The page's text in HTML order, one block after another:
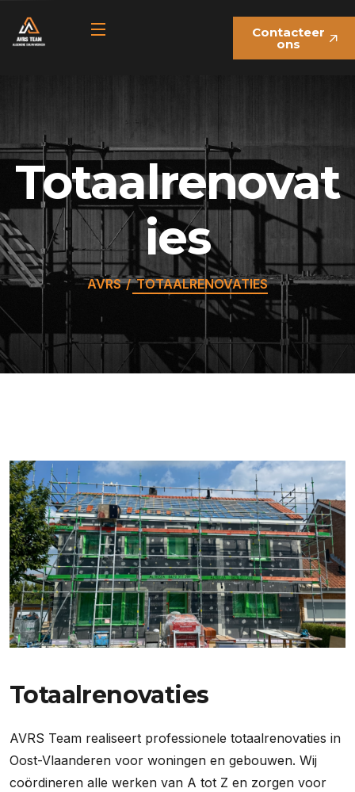
Contacteer
ons
Totaalrenovat
ies
AVRS TOTAALRENOVATIES
Totaalrenovaties
AVRS Team realiseert professionele totaalrenovaties in
Oost-Vlaanderen voor woningen en gebouwen. Wij
coördineren alle werken van A tot Z en zorgen voor